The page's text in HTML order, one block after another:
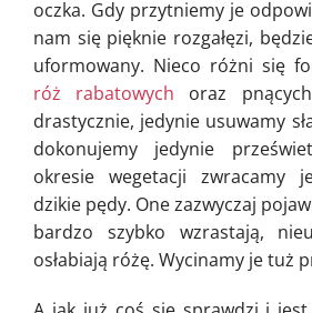
oczka. Gdy przytniemy je
nam się pięknie rozgałęzi,
uformowany. Nieco różni się
róż rabatowych oraz
drastycznie, jedynie usuwamy
dokonujemy jedynie
okresie wegetacji zwracamy
dzikie pędy. One zazwyczaj
bardzo szybko wzrastają,
osłabiają różę. Wycinamy je tuż